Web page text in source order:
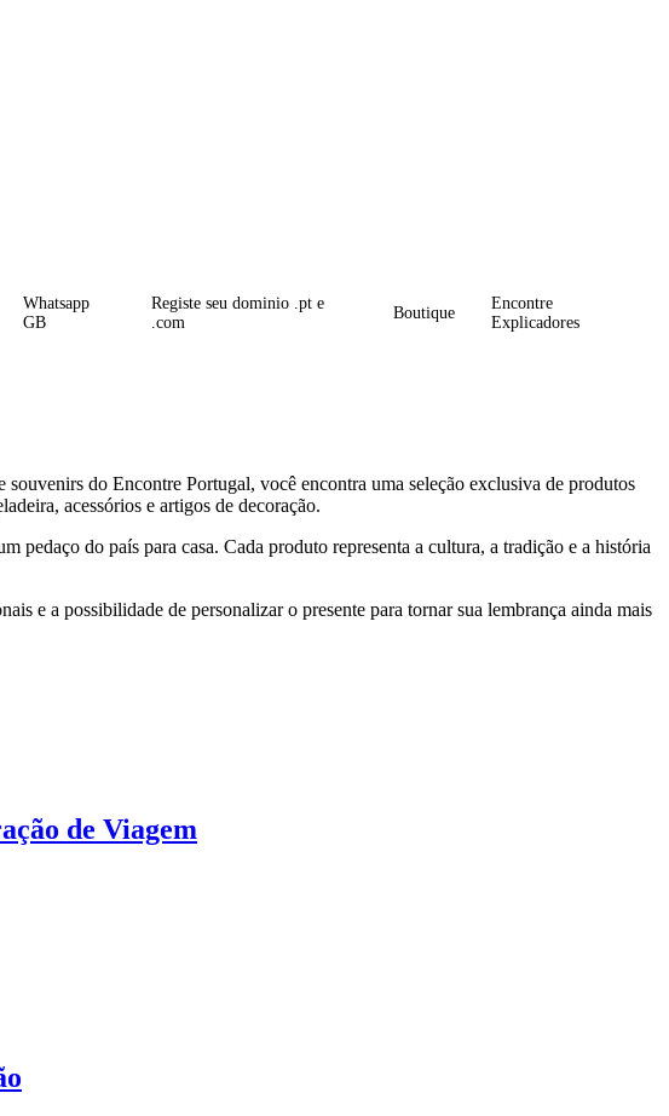
Whatsapp
GB
Registe seu dominio .pt e
.com
Boutique
Encontre
Explicadores
do Encontre Portugal, você encontra uma seleção exclusiva de produtos
acessórios e artigos de decoração.
pedaço do país para casa. Cada produto representa a cultura, a tradição e a história
e a possibilidade de personalizar o presente para tornar sua lembrança ainda mais
de Viagem